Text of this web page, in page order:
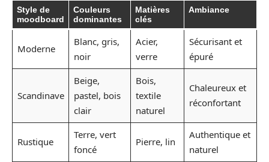
Style de
moodboard
Couleurs
dominantes
Matières
clés
Ambiance
Moderne
Blanc, gris,
noir
Acier,
verre
Sécurisant et
épuré
Scandinave
Beige,
pastel, bois
clair
Bois,
textile
naturel
Chaleureux et
réconfortant
Rustique
Terre, vert
foncé
Pierre, lin
Authentique et
naturel